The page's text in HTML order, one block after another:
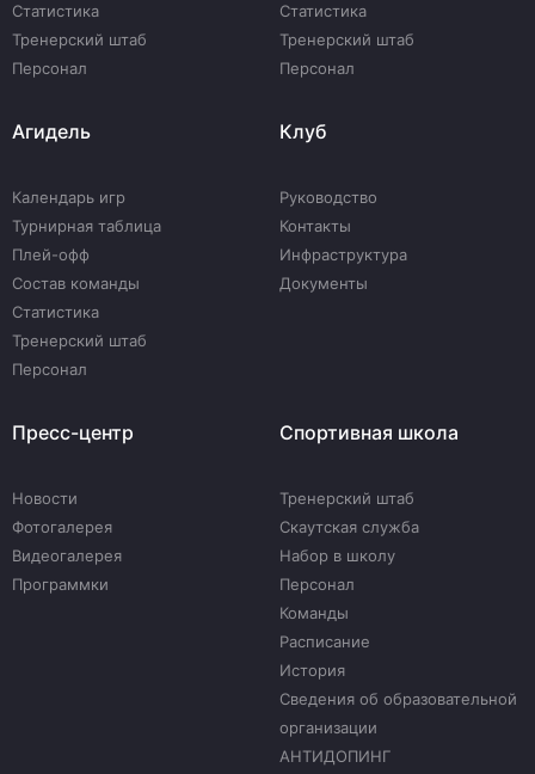
Статистика
Тренерский штаб
Персонал
Статистика
Тренерский штаб
Персонал
Агидель
Календарь игр
Турнирная таблица
Плей-офф
Состав команды
Статистика
Тренерский штаб
Персонал
Клуб
Руководство
Контакты
Инфраструктура
Документы
Пресс-центр
Новости
Фотогалерея
Видеогалерея
Программки
Спортивная школа
Тренерский штаб
Скаутская служба
Набор в школу
Персонал
Команды
Расписание
История
Сведения об образовательной
организации
АНТИДОПИНГ